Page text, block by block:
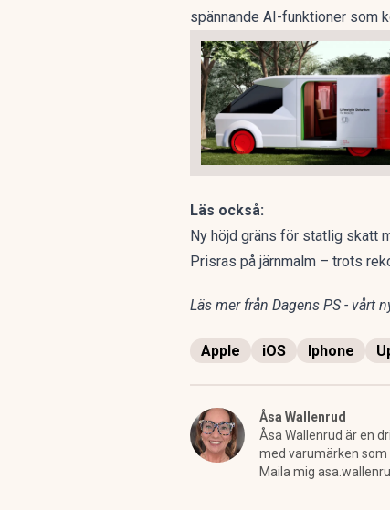
spännande AI-funktioner som
Läs också:
Ny höjd gräns för statlig skatt
Prisras på järnmalm – trots
Läs mer från Dagens PS - vårt
Apple iOS Iphone
Åsa Wallenrud
Åsa Wallenrud är en
med varumärken som
Maila mig